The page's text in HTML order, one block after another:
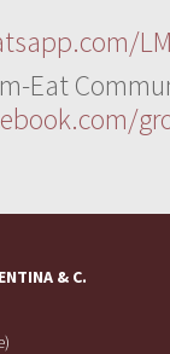
Eat
& C.